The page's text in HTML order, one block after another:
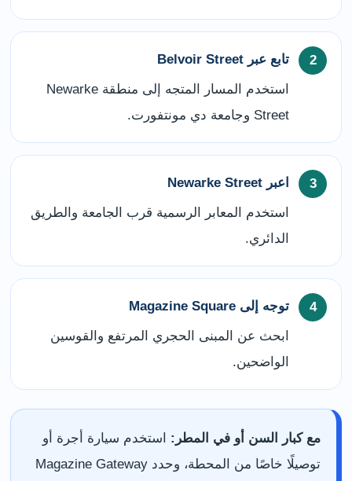
تابع عبر Belvoir Street
استخدم المسار المتجه إلى منطقة Newarke
Street وجامعة دي مونتفورت.
اعبر Newarke Street
استخدم المعابر الرسمية قرب الجامعة والطريق
الدائري.
توجه إلى Magazine Square
ابحث عن المبنى الحجري المرتفع والقوسين
الواضحين.
مع كبار السن أو في المطر: استخدم سيارة أجرة أو
توصيلًا خاصًا من المحطة، وحدد Magazine Gateway